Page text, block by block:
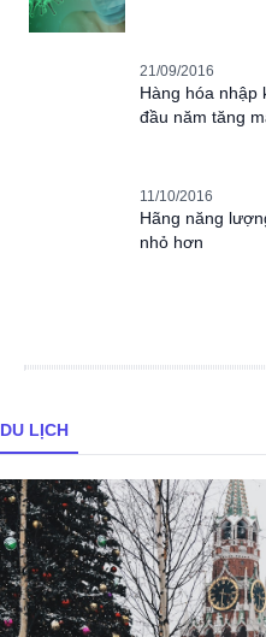
21/09/2016
Hàng hóa nhập
đầu năm tăng
11/10/2016
Hãng năng
nhỏ hơn
DU LỊCH